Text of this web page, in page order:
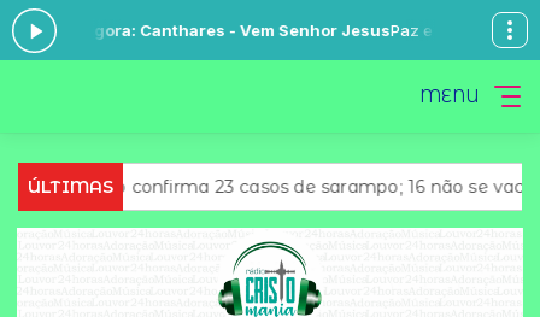
agora: Canthares - Vem Senhor JesusPaz e Alegria com Espírito
MENU
ÚLTIMAS
confirma 23 casos de sarampo; 16 não se vacinaram